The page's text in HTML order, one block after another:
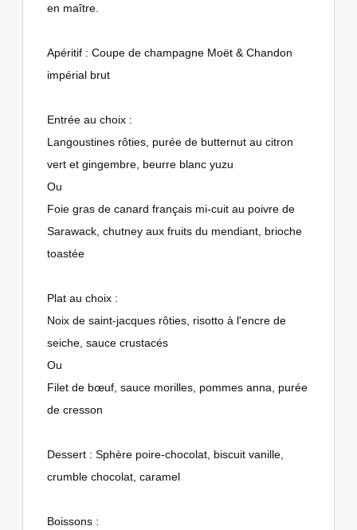
en maître.
Apéritif : Coupe de champagne Moët & Chandon
impérial brut
Entrée au choix :
Langoustines rôties, purée de butternut au citron
vert et gingembre, beurre blanc yuzu
Ou
Foie gras de canard français mi-cuit au poivre de
Sarawack, chutney aux fruits du mendiant, brioche
toastée
Plat au choix :
Noix de saint-jacques rôties, risotto à l'encre de
seiche, sauce crustacés
Ou
Filet de bœuf, sauce morilles, pommes anna, purée
de cresson
Dessert : Sphère poire-chocolat, biscuit vanille,
crumble chocolat, caramel
Boissons :